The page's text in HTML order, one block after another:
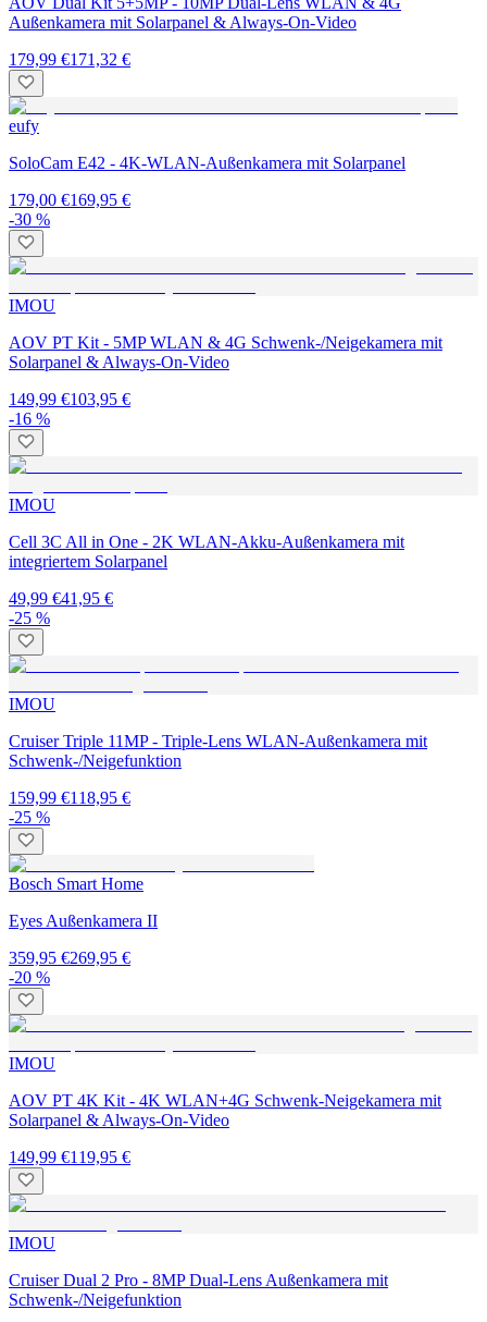
Außenkamera mit Solarpanel & Always-On-Video
179,99 €171,32 €
eufy
SoloCam E42 - 4K-WLAN-Außenkamera mit Solarpanel
179,00 €169,95 €
-30 %
IMOU
AOV PT Kit - 5MP WLAN & 4G Schwenk-/Neigekamera mit
Solarpanel & Always-On-Video
149,99 €103,95 €
-16 %
IMOU
Cell 3C All in One - 2K WLAN-Akku-Außenkamera mit
integriertem Solarpanel
49,99 €41,95 €
-25 %
IMOU
Cruiser Triple 11MP - Triple-Lens WLAN-Außenkamera mit
Schwenk-/Neigefunktion
159,99 €118,95 €
-25 %
Bosch Smart Home
Eyes Außenkamera II
359,95 €269,95 €
-20 %
IMOU
AOV PT 4K Kit - 4K WLAN+4G Schwenk-Neigekamera mit
Solarpanel & Always-On-Video
149,99 €119,95 €
IMOU
Cruiser Dual 2 Pro - 8MP Dual-Lens Außenkamera mit
Schwenk-/Neigefunktion